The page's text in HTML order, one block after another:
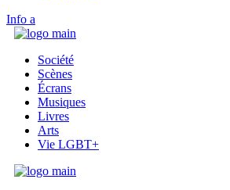
Info
Société
Scènes
Écrans
Musiques
Livres
Arts
Vie LGBT+